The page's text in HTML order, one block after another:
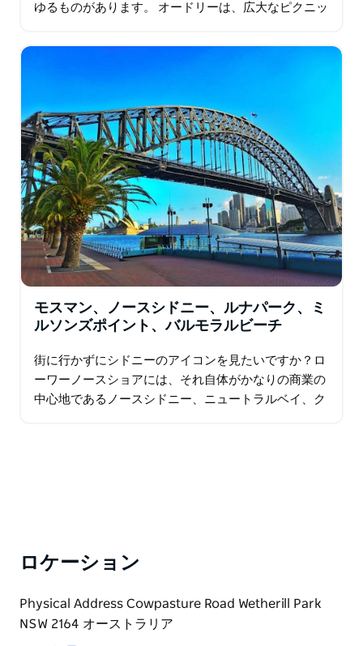
ゆるものがあります。 オードリーは、広大なピクニッ
ジターセンターのある日帰り旅行者に人気がありま
モスマン、ノースシドニー、ルナパーク、ミ
ルソンズポイント、バルモラルビーチ
街に行かずにシドニーのアイコンを見たいですか？ロ
ーワーノースショアには、それ自体がかなりの商業の
中心地であるノースシドニー、ニュートラルベイ、ク
ロケーション
Physical Address Cowpasture Road Wetherill Park
NSW 2164 オーストラリア